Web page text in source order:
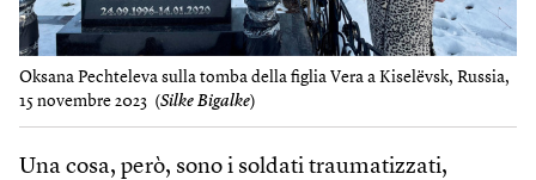
Oksana Pechteleva sulla tomba della figlia Vera a Kiselëvsk, Russia,
15 novembre 2023 (Silke Bigalke)
Una cosa, però, sono i soldati traumatizzati,